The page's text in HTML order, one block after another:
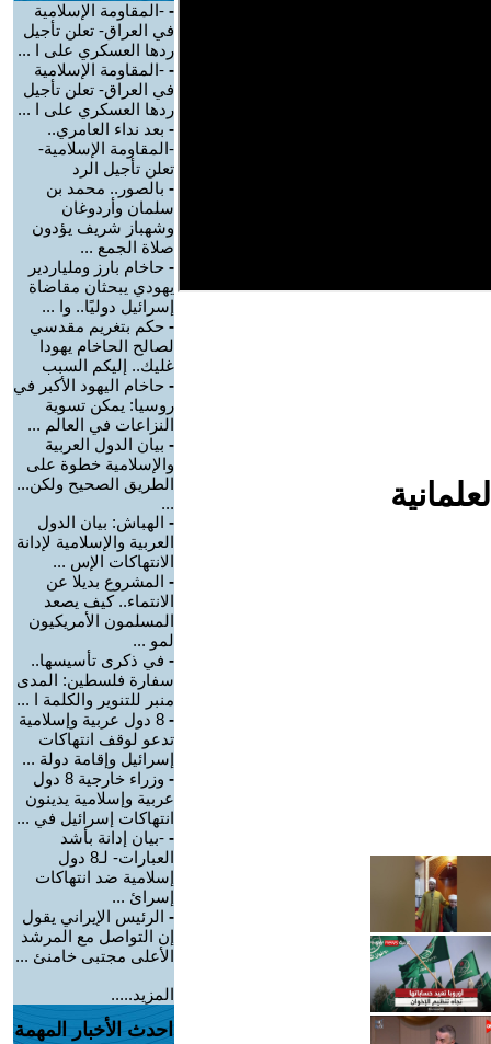
- -المقاومة الإسلامية
في العراق- تعلن تأجيل
ردها العسكري على ا ...
- -المقاومة الإسلامية
في العراق- تعلن تأجيل
ردها العسكري على ا ...
- بعد نداء العامري..
-المقاومة الإسلامية-
تعلن تأجيل الرد
- بالصور.. محمد بن
سلمان وأردوغان
وشهباز شريف يؤدون
صلاة الجمع ...
- حاخام بارز وملياردير
يهودي يبحثان مقاضاة
إسرائيل دوليًا.. وا ...
- حكم بتغريم مقدسي
لصالح الحاخام يهودا
غليك.. إليكم السبب
- حاخام اليهود الأكبر في
روسيا: يمكن تسوية
النزاعات في العالم ...
- بيان الدول العربية
والإسلامية خطوة على
الطريق الصحيح ولكن...
...
- الهباش: بيان الدول
العربية والإسلامية لإدانة
الانتهاكات الإس ...
- المشروع بديلا عن
الانتماء.. كيف يصعد
المسلمون الأمريكيون
لمو ...
- في ذكرى تأسيسها..
سفارة فلسطين: المدى
منبر للتنوير والكلمة ا ...
-
8 دول عربية وإسلامية
تدعو لوقف انتهاكات
إسرائيل وإقامة دولة ...
-
وزراء خارجية 8 دول
عربية وإسلامية يدينون
انتهاكات إسرائيل في ...
- -بيان إدانة بأشد
العبارات- لـ8 دول
إسلامية ضد انتهاكات
إسرائ ...
- الرئيس الإيراني يقول
إن التواصل مع المرشد
الأعلى مجتبى خامنئ ...
المزيد.....
احدث الأخبار المهمة